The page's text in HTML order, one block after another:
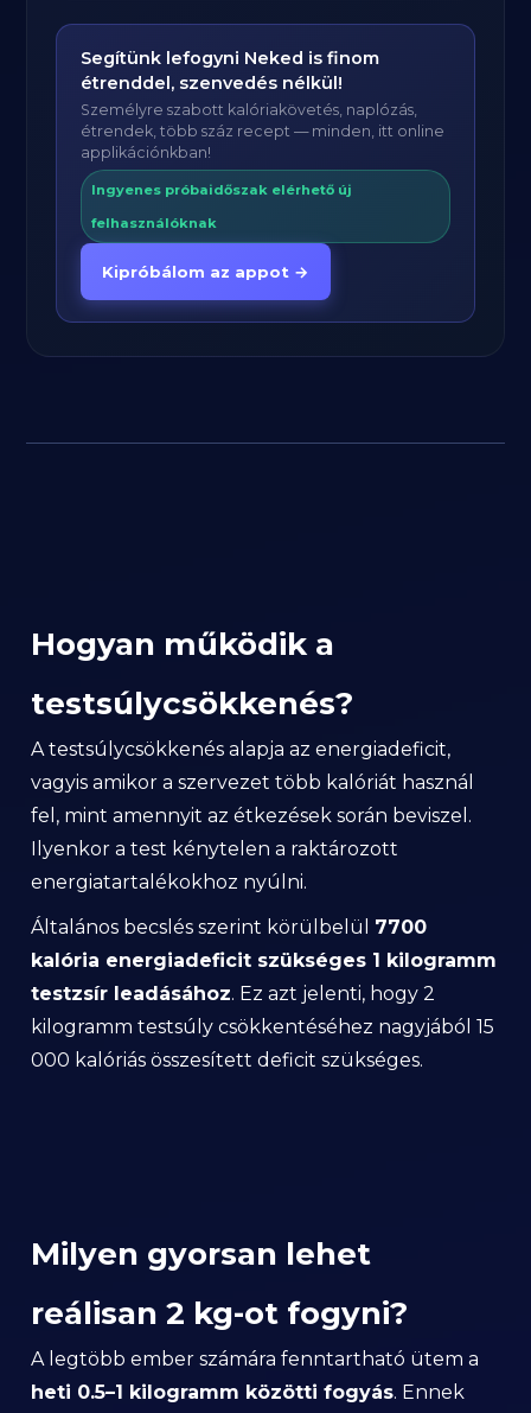
Segítünk lefogyni Neked is finom
étrenddel, szenvedés nélkül!
Személyre szabott kalóriakövetés, naplózás,
étrendek, több száz recept — minden, itt online
applikációnkban!
Ingyenes próbaidőszak elérhető új
felhasználóknak
Kipróbálom az appot →
Hogyan működik a
testsúlycsökkenés?
A testsúlycsökkenés alapja az energiadeficit,
vagyis amikor a szervezet több kalóriát használ
fel, mint amennyit az étkezések során beviszel.
Ilyenkor a test kénytelen a raktározott
energiatartalékokhoz nyúlni.
Általános becslés szerint körülbelül 7700
kalória energiadeficit szükséges 1 kilogramm
testzsír leadásához. Ez azt jelenti, hogy 2
kilogramm testsúly csökkentéséhez nagyjából 15
000 kalóriás összesített deficit szükséges.
Milyen gyorsan lehet
reálisan 2 kg-ot fogyni?
A legtöbb ember számára fenntartható ütem a
heti 0.5–1 kilogramm közötti fogyás. Ennek